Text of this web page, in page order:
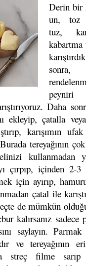
Derin bir
un, toz
tuz,
kabartma
sonra,
Daha
ekleyip, çatalla
karışımın
tereyağının
kullanmadan
çırpıp, içinden 2-3
için ayırıp,
çatal ile
de mümkün
kalırsanız sadece
saylayın. Parmak
ve tereyağının
streç filme sarıp